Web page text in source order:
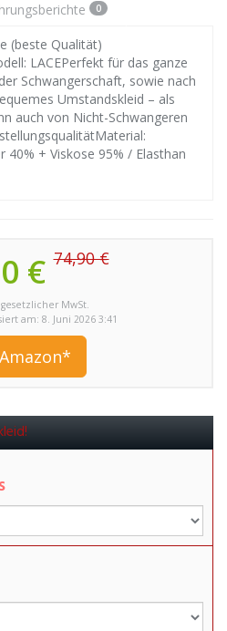
0
(beste Qualität)
LACEPerfekt für das ganze
Schwangerschaft, sowie nach
Umstandskleid – als
auch von Nicht-Schwangeren
+ Viskose 95% / Elasthan
€74,90 €
MwSt.
am: 8. Juni 2026 3:41